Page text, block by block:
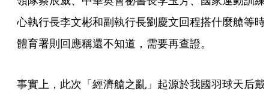
心執行長李文彬和副執行長劉慶文回程搭什麼艙等時
體育署則回應稱還不知道，需要再查證。
事實上，此次「經濟艙之亂」起源於我國羽球天后戴